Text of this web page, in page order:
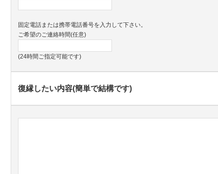
固定電話または携帯電話番号を入力して下さい。
ご希望のご連絡時間(任意)
(24時間ご指定可能です)
復縁したい内容(簡単で結構です)